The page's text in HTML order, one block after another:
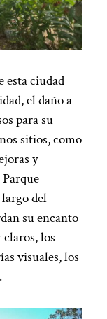
esta ciudad
el daño a
para su
sitios, como
y
del
su encanto
los
visuales, los